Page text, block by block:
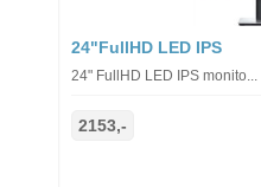
24"FullHD LED IPS
24" FullHD LED IPS monito...
2153,-